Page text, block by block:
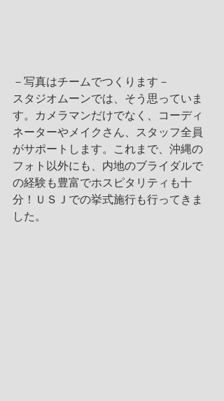
－写真はチームでつくります－
スタジオムーンでは、そう思っていま
す。カメラマンだけでなく、コーディ
ネーターやメイクさん、スタッフ全員
がサポートします。これまで、沖縄の
フォト以外にも、内地のブライダルで
の経験も豊富でホスピタリティも十
分！ＵＳＪでの挙式施行も行ってきま
した。